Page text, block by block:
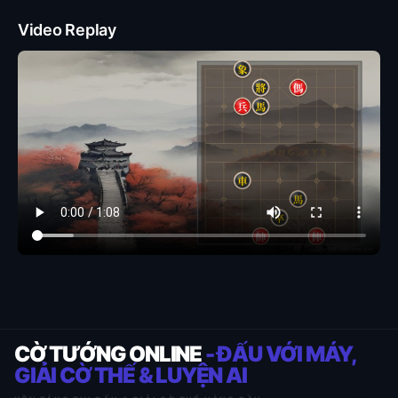
Video Replay
CỜ TƯỚNG ONLINE- ĐẤU VỚI MÁY,
GIẢI CỜ THẾ & LUYỆN AI